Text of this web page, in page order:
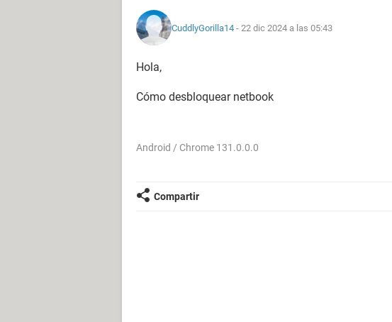
CuddlyGorilla14 - 22 dic 2024 a las 05:43
Hola,
Cómo desbloquear netbook
Android / Chrome 131.0.0.0
Compartir